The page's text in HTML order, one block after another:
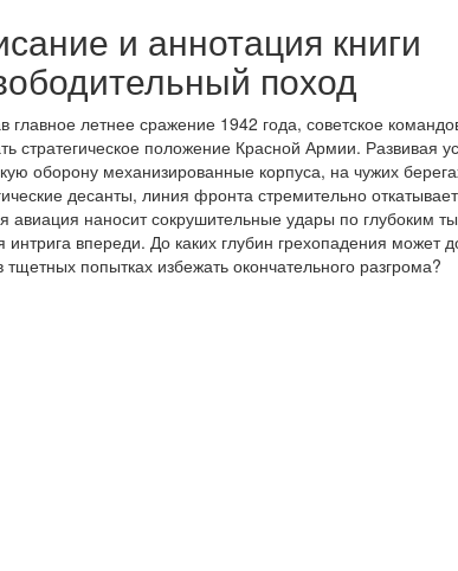
и аннотация книги
поход
главное летнее сражение 1942 года, советское
стратегическое положение Красной Армии. Развивая
оборону механизированные корпуса, на чужих
десанты, линия фронта стремительно
авиация наносит сокрушительные удары по глубоким
интрига впереди. До каких глубин грехопадения может
тщетных попытках избежать окончательного разгрома?